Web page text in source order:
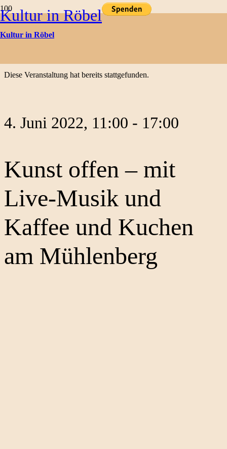
Kultur in Röbel
Kultur in Röbel
Kulturtermine
Diese Veranstaltung hat bereits stattgefunden.
4. Juni 2022, 11:00 - 17:00
Kunst offen – mit
Live-Musik und
Kaffee und Kuchen
am Mühlenberg